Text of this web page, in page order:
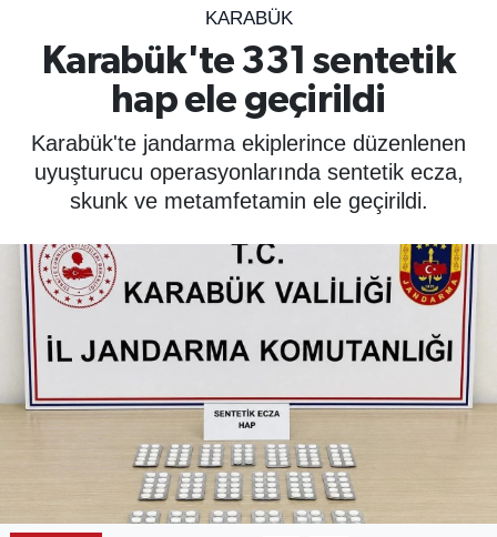
KARABÜK
Karabük'te 331 sentetik
hap ele geçirildi
Karabük'te jandarma ekiplerince düzenlenen
uyuşturucu operasyonlarında sentetik ecza,
skunk ve metamfetamin ele geçirildi.
ÇEVRE
YAŞAM
BİLİM - TEKNOLOJİ
KADIN